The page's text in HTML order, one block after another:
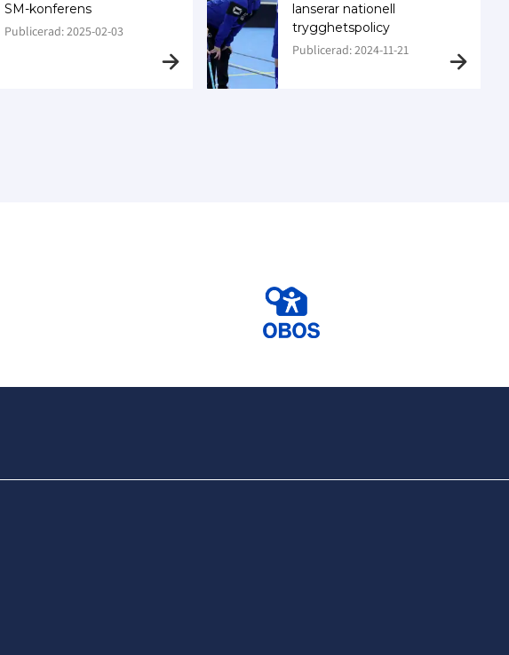
SM-konferens
Publicerad: 2025-02-03
lanserar nationell
trygghetspolicy
Publicerad: 2024-11-21